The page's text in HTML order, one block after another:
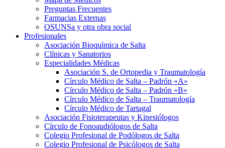
Preguntas Frecuentes
Farmacias Externas
OSUNSa y otra obra social
Profesionales
Asociación Bioquímica de Salta
Clínicas y Sanatorios
Especialidades Médicas
Asociación S. de Ortopedia y Traumatología
Círculo Médico de Salta – Padrón «A»
Círculo Médico de Salta – Padrón «B»
Círculo Médico de Salta – Traumatología
Círculo Médico de Tartagal
Asociación Fisioterapeutas y Kinesiólogos
Círculo de Fonoaudiólogos de Salta
Colegio Profesional de Podólogos de Salta
Colegio Profesional de Psicólogos de Salta